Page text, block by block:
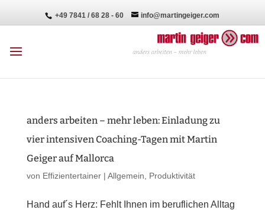
+49 7841 / 68 28 - 60 info@martingeiger.com
anders arbeiten – mehr leben: Einladung zu
vier intensiven Coaching-Tagen mit Martin
Geiger auf Mallorca
von Effizientertainer| Allgemein Produktivität
Hand auf´s Herz: Fehlt Ihnen im beruflichen Alltag